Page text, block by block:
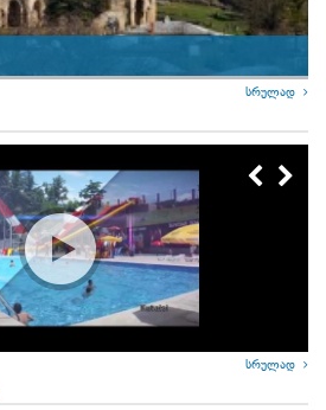
სრულად
სრულად